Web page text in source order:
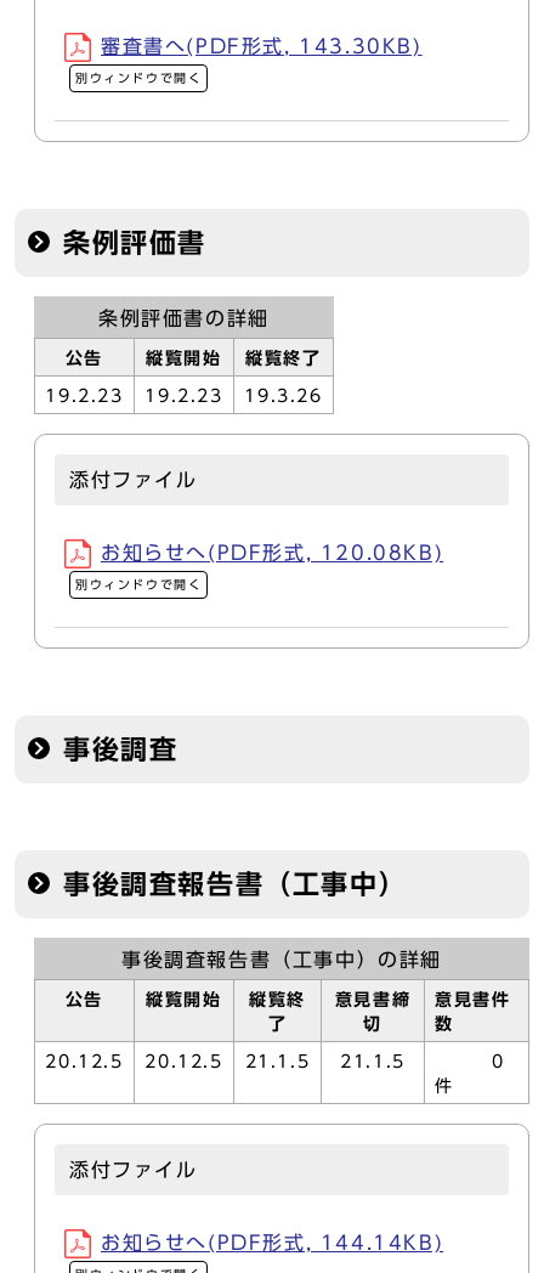
審査書へ(PDF形式, 143.30KB)
別ウィンドウで開く
条例評価書
条例評価書の詳細
公告 縦覧開始 縦覧終了
19.2.23 19.2.23 19.3.26
添付ファイル
お知らせへ(PDF形式, 120.08KB)
別ウィンドウで開く
事後調査
事後調査報告書（工事中）
事後調査報告書（工事中）の詳細
公告 縦覧開始
縦覧終
了
意見書締
切
意見書件
数
20.12.5 20.12.5 21.1.5 21.1.5
0
件
添付ファイル
お知らせへ(PDF形式, 144.14KB)